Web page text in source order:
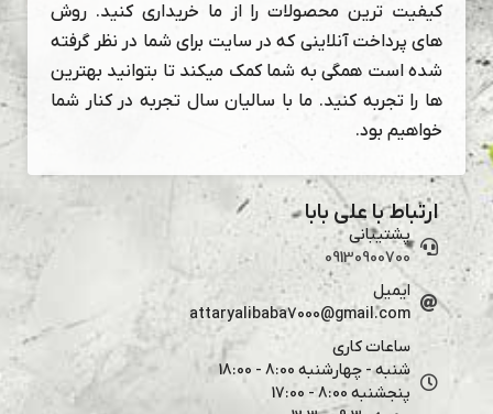
کیفیت ترین محصولات را از ما خریداری کنید. روش
های پرداخت آنلاینی که در سایت برای شما در نظر گرفته
شده است همگی به شما کمک میکند تا بتوانید بهترین
ها را تجربه کنید. ما با سالیان سال تجربه در کنار شما
خواهیم بود.
ارتباط با علی بابا
پشتیبانی
09130900700
ایمیل
attaryalibaba7000@gmail.com
ساعات کاری
شنبه - چهارشنبه 8:00 - 18:00
پنجشنبه 8:00 - 17:00